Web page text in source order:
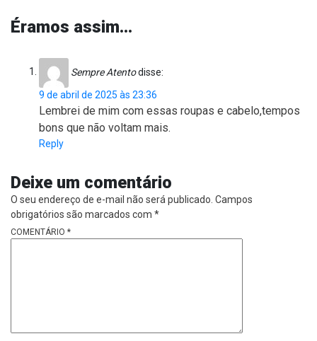
Éramos assim…
Sempre Atentodisse:
9 de abril de 2025 às 23:36
Lembrei de mim com essas roupas e cabelo,tempos
bons que não voltam mais.
Reply
Deixe um comentário
O seu endereço de e-mail não será publicado. Campos
obrigatórios são marcados com *
COMENTÁRIO *